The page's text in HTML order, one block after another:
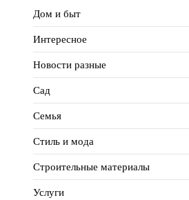
Дом и быт
Интересное
Новости разные
Сад
Семья
Стиль и мода
Строительные материалы
Услуги